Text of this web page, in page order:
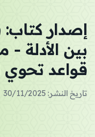
إصدار كتاب:
بين الأدلة
قواعد
تاريخ النشر: 30/11/2025